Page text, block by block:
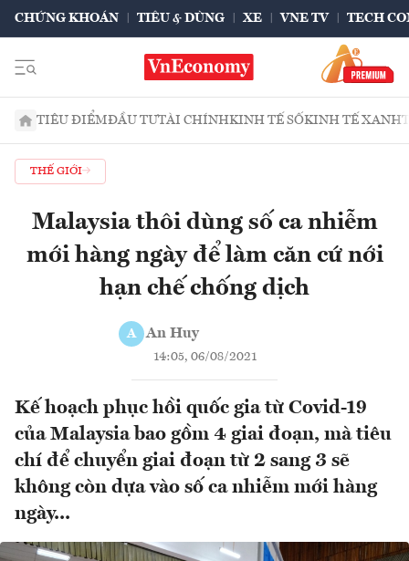
CHỨNG KHOÁN TIÊU & DÙNG XE VNE TV TECH
TIÊU ĐIỂMĐẦU TƯTÀI CHÍNHKINH TẾ SỐKINH TẾ XANH
THẾ GIỚI
Malaysia thôi dùng số ca nhiễm
mới hàng ngày để làm căn cứ nới
hạn chế chống dịch
A An Huy
14:05, 06/08/2021
Kế hoạch phục hồi quốc gia từ Covid-19
của Malaysia bao gồm 4 giai đoạn, mà tiêu
chí để chuyển giai đoạn từ 2 sang 3 sẽ
không còn dựa vào số ca nhiễm mới hàng
ngày...